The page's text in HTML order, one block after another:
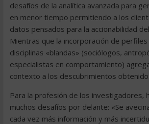
desafíos de la analítica avanzada para
en menor tiempo permitiendo a los
datos pensados para la accionabilidad
Mientras que la incorporación de
disciplinas «blandas» (sociólogos,
especialistas en comportamiento)
contexto a los descubrimientos
Para la profesión de los investigadores,
muchos desafíos por delante: «Se
cada vez más información y más